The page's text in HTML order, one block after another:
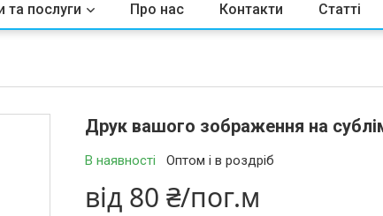
та послуги Про нас Контакти Статті
Друк вашого зображення на
В наявності Оптом і в роздріб
від 80 ₴/пог.м